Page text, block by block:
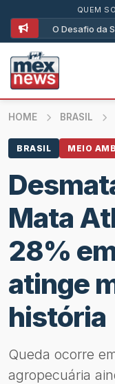
O Desafio da
QUEM
HOME BRASIL
BRASIL MEIO
Mata
28%
atinge
história
Queda ocorre
agropecuária